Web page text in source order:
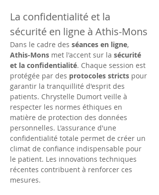
La confidentialité et la
sécurité en ligne à Athis-Mons
Dans le cadre des séances en ligne,
Athis-Mons met l'accent sur la sécurité
et la confidentialité. Chaque session est
protégée par des protocoles stricts pour
garantir la tranquillité d'esprit des
patients. Chrystelle Dumort veille à
respecter les normes éthiques en
matière de protection des données
personnelles. L'assurance d'une
confidentialité totale permet de créer un
climat de confiance indispensable pour
le patient. Les innovations techniques
récentes contribuent à renforcer ces
mesures.